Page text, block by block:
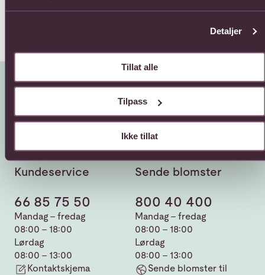
Detaljer
Tillat alle
Tilpass
Ikke tillat
Kundeservice
66 85 75 50
Mandag - fredag
08:00 - 18:00
Lørdag
08:00 - 13:00
Kontaktskjema
Sende blomster
800 40 400
Mandag - fredag
08:00 - 18:00
Lørdag
08:00 - 13:00
Sende blomster til